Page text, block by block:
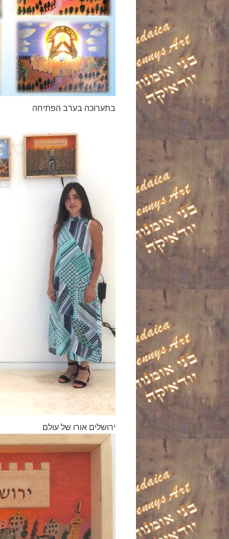
בתערוכה בערב הפתיחה
ירושלים אורו של עולם